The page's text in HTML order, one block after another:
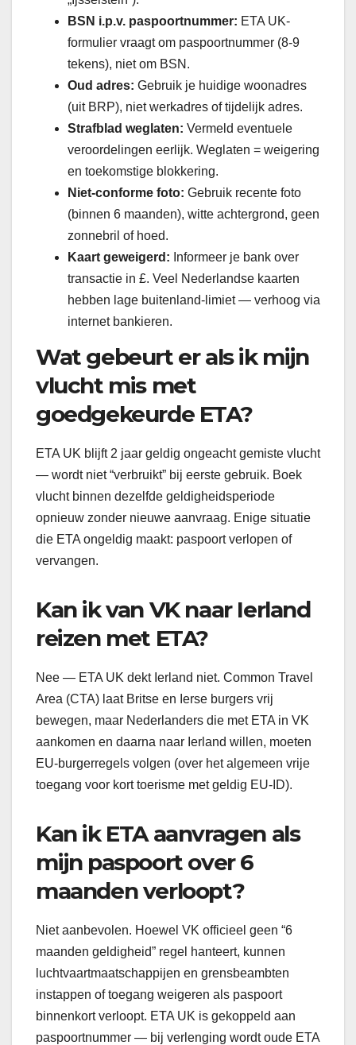
BSN i.p.v. paspoortnummer: ETA UK-
formulier vraagt om paspoortnummer (8-9
tekens), niet om BSN.
Oud adres: Gebruik je huidige woonadres
(uit BRP), niet werkadres of tijdelijk adres.
Strafblad weglaten: Vermeld eventuele
veroordelingen eerlijk. Weglaten = weigering
en toekomstige blokkering.
Niet-conforme foto: Gebruik recente foto
(binnen 6 maanden), witte achtergrond, geen
zonnebril of hoed.
Kaart geweigerd: Informeer je bank over
transactie in £. Veel Nederlandse kaarten
hebben lage buitenland-limiet — verhoog via
internet bankieren.
Wat gebeurt er als ik mijn
vlucht mis met
goedgekeurde ETA?
ETA UK blijft 2 jaar geldig ongeacht gemiste vlucht
— wordt niet “verbruikt” bij eerste gebruik. Boek
vlucht binnen dezelfde geldigheidsperiode
opnieuw zonder nieuwe aanvraag. Enige situatie
die ETA ongeldig maakt: paspoort verlopen of
vervangen.
Kan ik van VK naar Ierland
reizen met ETA?
Nee — ETA UK dekt Ierland niet. Common Travel
Area (CTA) laat Britse en Ierse burgers vrij
bewegen, maar Nederlanders die met ETA in VK
aankomen en daarna naar Ierland willen, moeten
EU-burgerregels volgen (over het algemeen vrije
toegang voor kort toerisme met geldig EU-ID).
Kan ik ETA aanvragen als
mijn paspoort over 6
maanden verloopt?
Niet aanbevolen. Hoewel VK officieel geen “6
maanden geldigheid” regel hanteert, kunnen
luchtvaartmaatschappijen en grensbeambten
instappen of toegang weigeren als paspoort
binnenkort verloopt. ETA UK is gekoppeld aan
paspoortnummer — bij verlenging wordt oude ETA